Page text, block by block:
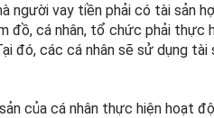
người vay tiền phải có tài sản
đồ, cá nhân, tổ chức phải thực
đó, các cá nhân sẽ sử dụng
của cá nhân thực hiện hoạt